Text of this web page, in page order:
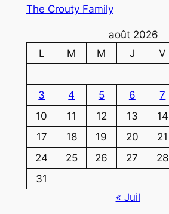
The Crouty Family
août 2026
L
M M J V
3
4 5 6 7
10
11 12 13 14
17
18 19 20 21
24
25 26 27 28
31
« Juil